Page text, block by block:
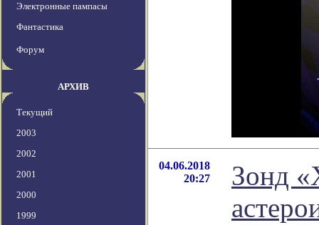
Электронные пампасы
Фантастика
Форум
АРХИВ
Текущий
2003
2002
2001
2000
1999
04.06.2018
20:27
Зонд